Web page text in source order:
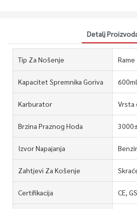
Detalj
Tip Za Nošenje Rame
Kapacitet Spremnika Goriva 600ml
Karburator Vrsta
Brzina Praznog Hoda
Izvor Napajanja
Zahtjevi Za Košenje
Certifikacija CE,